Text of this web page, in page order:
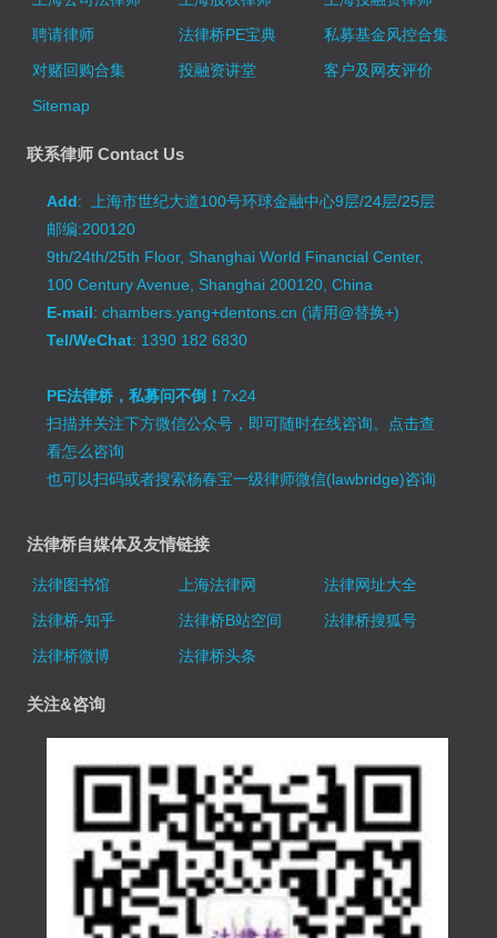
聘请律师
法律桥PE宝典
私募基金风控合集
对赌回购合集
投融资讲堂
客户及网友评价
Sitemap
联系律师 Contact Us
Add: 上海市世纪大道100号环球金融中心9层/24层/25层
邮编:200120
9th/24th/25th Floor, Shanghai World Financial Center,
100 Century Avenue, Shanghai 200120, China
E-mail: chambers.yang+dentons.cn (请用@替换+)
Tel/WeChat: 1390 182 6830
PE法律桥，私募问不倒！7x24
扫描并关注下方微信公众号，即可随时在线咨询。 点击查
看怎么咨询
也可以扫码或者搜索杨春宝一级律师微信(lawbridge)咨询
法律桥自媒体及友情链接
法律图书馆 上海法律网
法律网址大全
法律桥-知乎
法律桥B站空间
法律桥搜狐号
法律桥微博
法律桥头条
关注&咨询